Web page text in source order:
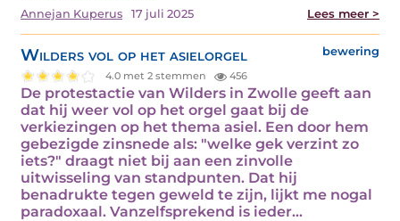
Annejan Kuperus 17 juli 2025 Lees meer >
Wilders vol op het asielorgel bewering
4.0 met 2 stemmen 456
De protestactie van Wilders in Zwolle geeft aan
dat hij weer vol op het orgel gaat bij de
verkiezingen op het thema asiel. Een door hem
gebezigde zinsnede als: "welke gek verzint zo
iets?" draagt niet bij aan een zinvolle
uitwisseling van standpunten. Dat hij
benadrukte tegen geweld te zijn, lijkt me nogal
paradoxaal. Vanzelfsprekend is ieder…